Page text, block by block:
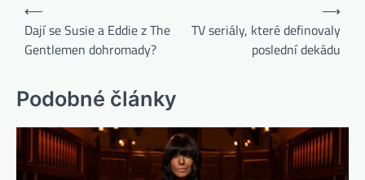
⟵
Dají se Susie a Eddie z The
Gentlemen dohromady?
TV seriály, které definovaly
poslední dekádu
⟶
Podobné články